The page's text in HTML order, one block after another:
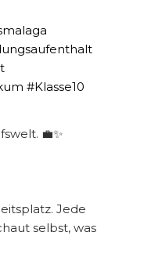
💼✨
Jede
selbst, was